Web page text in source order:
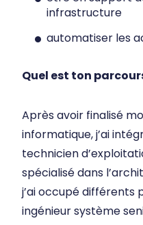
infrastructure
automatiser les
Quel est ton
Après avoir finalisé
informatique, j’ai
technicien
spécialisé dans
j’ai occupé différents
ingénieur système